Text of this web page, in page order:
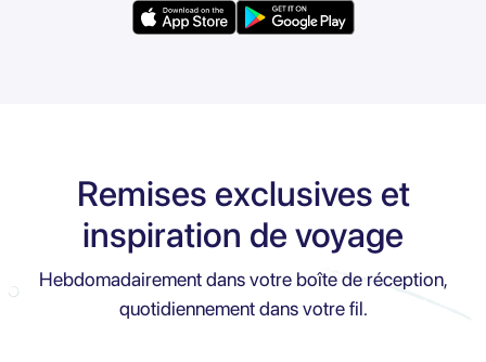
Remises exclusives et
inspiration de voyage
Hebdomadairement dans votre boîte de réception,
quotidiennement dans votre fil.